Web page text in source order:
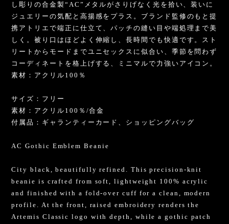
し彫りの合金製“AC”メタルがさりげなく光を拾い、装いに
ジュエリーの気配と高揚感をプラス。ブランド監修のもと提
携アトリエで端正に仕立て、パッチの縫い目や端処理まで美
しく。被り口はほどよく伸縮し、長時間でも快適です。スト
リートからモードまでユニセックスに似合い、季節を問わず
コーディネートを格上げする、ミニマルで力強いアイコン。
素材：アクリル100％
サイズ：フリー
素材：アクリル100％/合金
付属品：ギャランティーカード、ショッピングバッグ
AC Gothic Emblem Beanie
City black, beautifully refined. This precision-knit
beanie is crafted from soft, lightweight 100% acrylic
and finished with a fold-over cuff for a clean, modern
profile. At the front, raised embroidery renders the
Artemis Classic logo with depth, while a gothic patch